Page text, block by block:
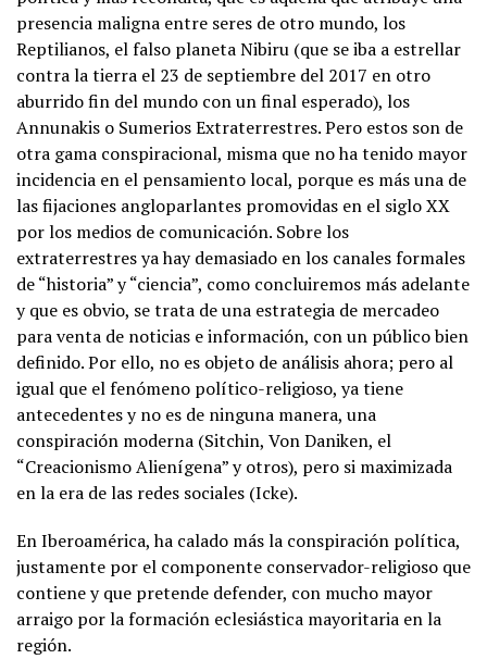
presencia maligna entre seres de otro mundo, los
Reptilianos, el falso planeta Nibiru (que se iba a estrellar
contra la tierra el 23 de septiembre del 2017 en otro
aburrido fin del mundo con un final esperado), los
Annunakis o Sumerios Extraterrestres. Pero estos son de
otra gama conspiracional, misma que no ha tenido mayor
incidencia en el pensamiento local, porque es más una de
las fijaciones angloparlantes promovidas en el siglo XX
por los medios de comunicación. Sobre los
extraterrestres ya hay demasiado en los canales formales
de “historia” y “ciencia”, como concluiremos más adelante
y que es obvio, se trata de una estrategia de mercadeo
para venta de noticias e información, con un público bien
definido. Por ello, no es objeto de análisis ahora; pero al
igual que el fenómeno político-religioso, ya tiene
antecedentes y no es de ninguna manera, una
conspiración moderna (Sitchin, Von Daniken, el
“Creacionismo Alienígena” y otros), pero si maximizada
en la era de las redes sociales (Icke).
En Iberoamérica, ha calado más la conspiración política,
justamente por el componente conservador-religioso que
contiene y que pretende defender, con mucho mayor
arraigo por la formación eclesiástica mayoritaria en la
región.